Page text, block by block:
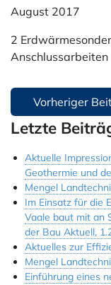
Pumpenservice
Unternehmen
Team Mengel
Technik
Jobs &
Referenzen
Kontakt
Instagram
August 2017
2
Anschlussarbeiten
Vorheriger
Letzte
Aktuelle
Geothermie und
Mengel
Im Einsatz für die
Vaale baut mit an
der Bau Aktuell,
Aktuelles zur
Mengel
Einführung eines